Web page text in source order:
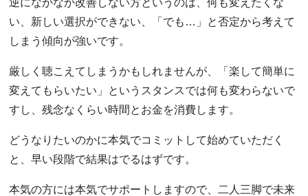
い、新しい選択ができない、「でも…」と否定から考えて
しまう傾向が強いです。
厳しく聴こえてしまうかもしれませんが、「楽して簡単に
変えてもらいたい」というスタンスでは何も変わらないで
すし、残念なくらい時間とお金を消費します。
どうなりたいのかに本気でコミットして始めていただく
と、早い段階で結果はでるはずです。
本気の方には本気でサポートしますので、二人三脚で未来